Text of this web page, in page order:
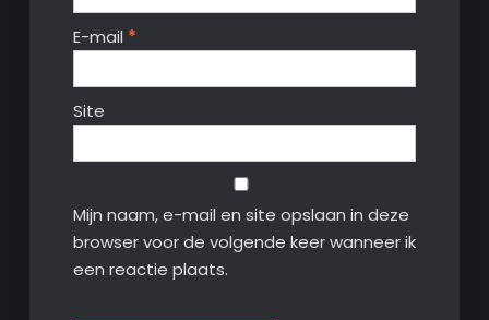
E-mail *
Site
Mijn naam, e-mail en site opslaan in deze
browser voor de volgende keer wanneer ik
een reactie plaats.